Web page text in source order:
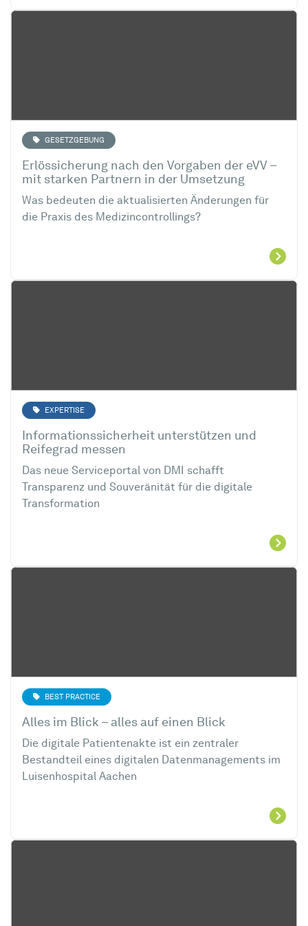
GESETZGEBUNG
Erlössicherung nach den Vorgaben der eVV –
mit starken Partnern in der Umsetzung
Was bedeuten die aktualisierten Änderungen für
die Praxis des Medizincontrollings?
EXPERTISE
Informationssicherheit unterstützen und
Reifegrad messen
Das neue Serviceportal von DMI schafft
Transparenz und Souveränität für die digitale
Transformation
BEST PRACTICE
Alles im Blick – alles auf einen Blick
Die digitale Patientenakte ist ein zentraler
Bestandteil eines digitalen Datenmanagements im
Luisenhospital Aachen